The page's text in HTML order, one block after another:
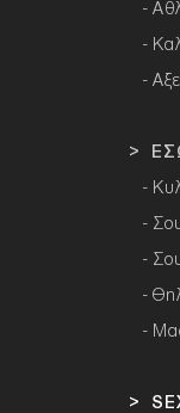
-
-
-
>
-
-
-
-
-
>